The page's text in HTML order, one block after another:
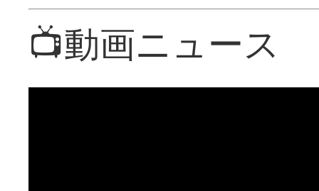
📺動画ニュース